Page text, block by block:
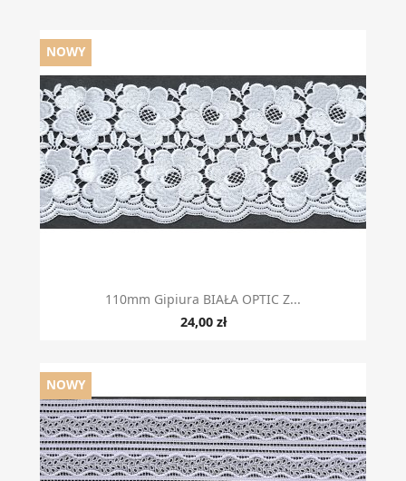
110mm Gipiura BIAŁA OPTIC Z...
24,00 zł
NOWY
NOWY